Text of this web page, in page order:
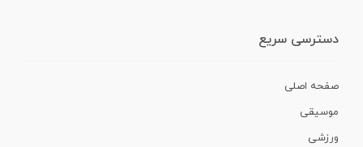
دسترسی سریع
صفحه اصلی
موسیقی
ورزشی